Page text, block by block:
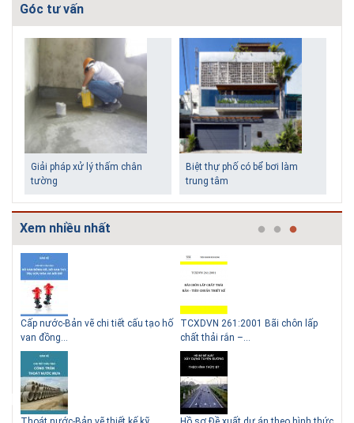
Góc tư vấn
Giải pháp xử lý thấm chân
tường
Biệt thự phố có bể bơi làm
trung tâm
Những ngôi nhà một tầng ít
tiền vẫn đẹp
Lý do nên sử dụng gạch block
Xem nhiều nhất
Cấp nước-Bản vẽ chi tiết cấu tạo hố
van đồng...
TCXDVN 261:2001 Bãi chôn lấp
chất thải rắn –...